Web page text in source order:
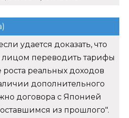
удается доказать, что
переводить тарифы
реальных доходов
дополнительного
договора с Японией
из прошлого".